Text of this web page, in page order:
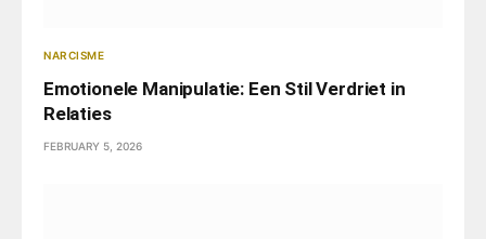
NARCISME
Emotionele Manipulatie: Een Stil Verdriet in
Relaties
FEBRUARY 5, 2026